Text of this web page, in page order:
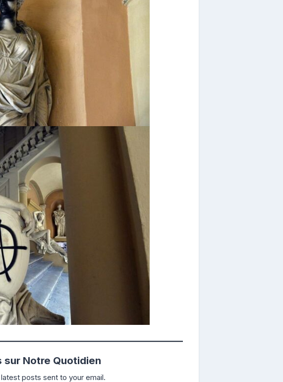
sur Notre Quotidien
posts sent to your email.